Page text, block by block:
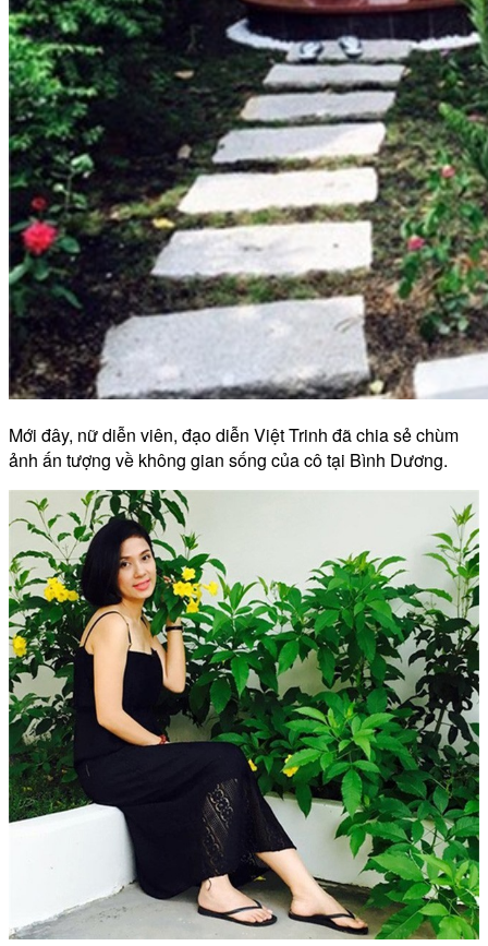
Mới đây, nữ diễn viên, đạo diễn Việt Trinh đã chia sẻ chùm
ảnh ấn tượng về không gian sống của cô tại Bình Dương.